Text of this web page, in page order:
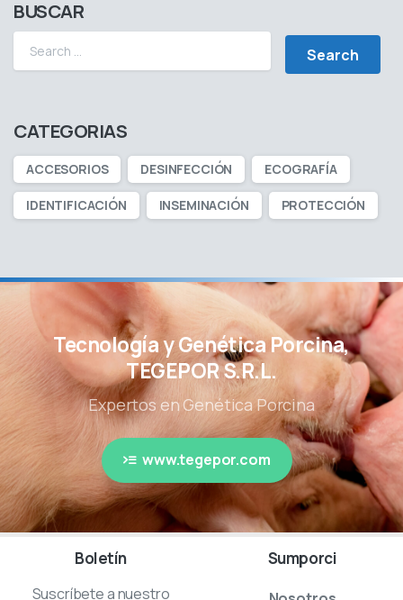
BUSCAR
CATEGORIAS
ACCESORIOS DESINFECCIÓN ECOGRAFÍA
IDENTIFICACIÓN INSEMINACIÓN PROTECCIÓN
Tecnología y Genética Porcina,
TEGEPOR S.R.L.
Expertos en Genética Porcina
www.tegepor.com
Boletín
Suscríbete a nuestro
Sumporci